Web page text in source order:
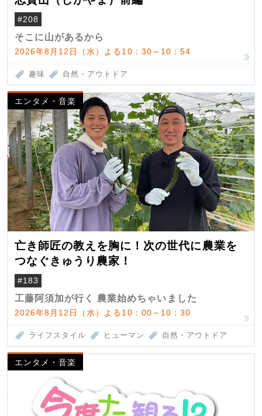
#208
そこに山があるから
2026年8月12日（水）よる10：30～10：54
趣味 自然・アウトドア
エンタメ・音楽
亡き師匠の教えを胸に！次の世代に農業を
つなぐきゅうり農家！
#183
工藤阿須加が行く 農業始めちゃいました
2026年8月12日（水）よる10：00～10：30
ライフスタイル ヒューマン 自然・アウトドア
エンタメ・音楽